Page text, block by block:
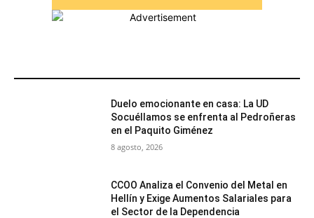
Duelo emocionante en casa: La UD
Socuéllamos se enfrenta al Pedroñeras
en el Paquito Giménez
8 agosto, 2026
CCOO Analiza el Convenio del Metal en
Hellín y Exige Aumentos Salariales para
el Sector de la Dependencia